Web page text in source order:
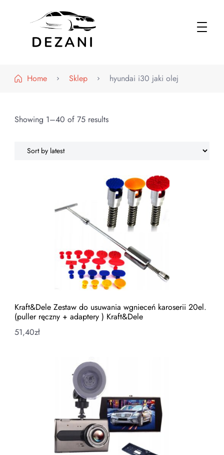
Home
Sklep hyundai i30 jaki olej
Showing 1–40 of 75 results
Kraft&Dele Zestaw do usuwania wgnieceń karoserii 20el.
(puller ręczny + adaptery ) Kraft&Dele
51,40zł